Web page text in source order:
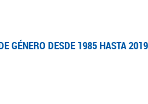
GÉNERO DESDE 1985 HASTA 2019